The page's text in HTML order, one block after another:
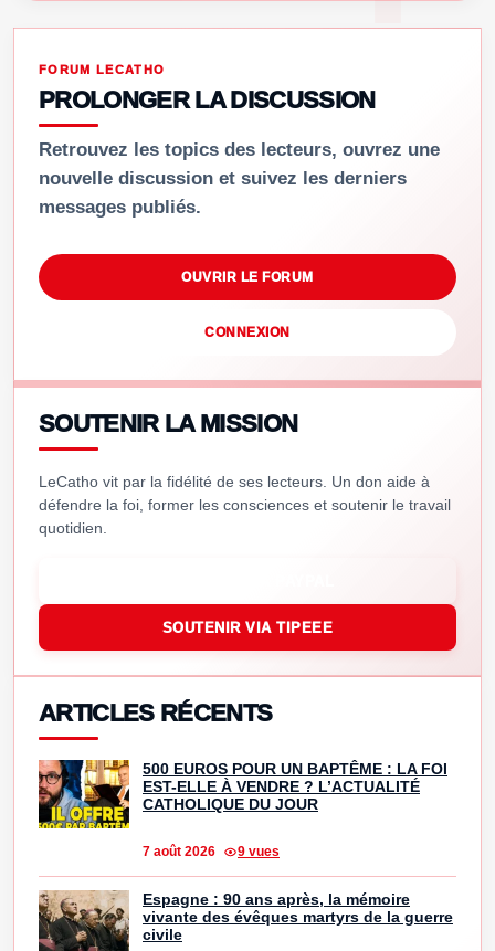
FORUM LECATHO
PROLONGER LA DISCUSSION
Retrouvez les topics des lecteurs, ouvrez une
nouvelle discussion et suivez les derniers
messages publiés.
OUVRIR LE FORUM
CONNEXION
SOUTENIR LA MISSION
LeCatho vit par la fidélité de ses lecteurs. Un don aide à
défendre la foi, former les consciences et soutenir le travail
quotidien.
SOUTENIR VIA TIPEEE
ARTICLES RÉCENTS
500 EUROS POUR UN BAPTÊME : LA FOI
EST-ELLE À VENDRE ? L’ACTUALITÉ
CATHOLIQUE DU JOUR
7 août 2026 9 vues
Espagne : 90 ans après, la mémoire
vivante des évêques martyrs de la guerre
civile